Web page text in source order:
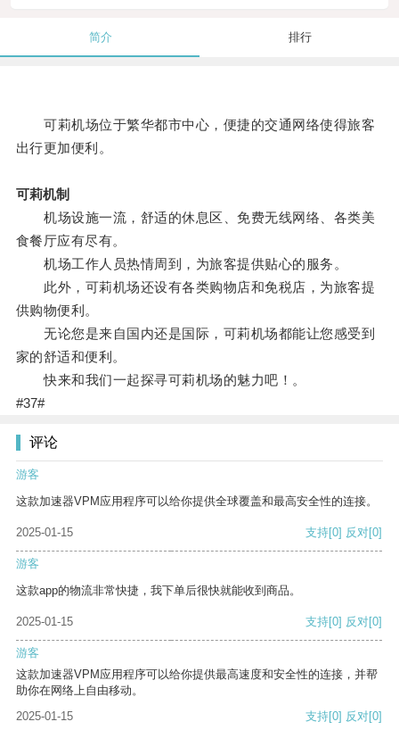
简介 排行
可莉机场位于繁华都市中心，便捷的交通网络使得旅客
出行更加便利。
可莉机制
机场设施一流，舒适的休息区、免费无线网络、各类美
食餐厅应有尽有。
机场工作人员热情周到，为旅客提供贴心的服务。
此外，可莉机场还设有各类购物店和免税店，为旅客提
供购物便利。
无论您是来自国内还是国际，可莉机场都能让您感受到
家的舒适和便利。
快来和我们一起探寻可莉机场的魅力吧！。
#37#
评论
游客
这款加速器VPM应用程序可以给你提供全球覆盖和最高安全性的连接。
2025-01-15 支持[0] 反对[0]
游客
这款app的物流非常快捷，我下单后很快就能收到商品。
2025-01-15 支持[0] 反对[0]
游客
这款加速器VPM应用程序可以给你提供最高速度和安全性的连接，并帮
助你在网络上自由移动。
2025-01-15
支持[0] 反对[0]